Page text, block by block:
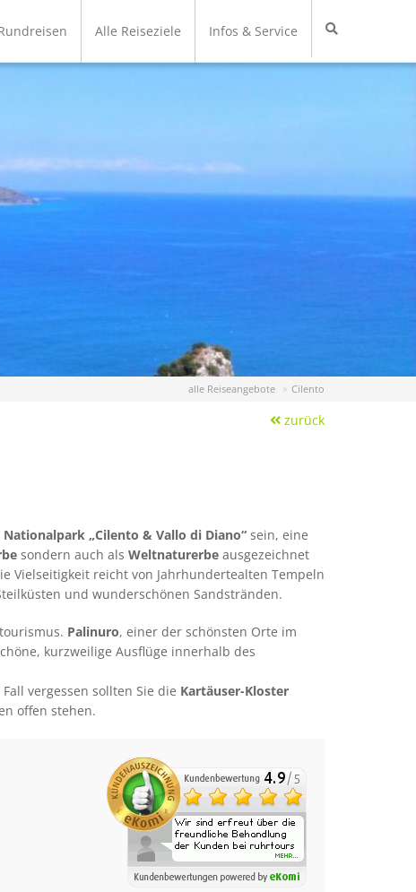
Alle Reiseziele Infos & Service
alle Reiseangebote Cilento
zurück
Nationalpark „Cilento & Vallo di Diano“ sein, eine
sondern auch als Weltnaturerbe ausgezeichnet
Vielseitigkeit reicht von Jahrhundertealten Tempeln
und wunderschönen Sandstränden.
Palinuro, einer der schönsten Orte im
kurzweilige Ausflüge innerhalb des
vergessen sollten Sie die Kartäuser-Kloster
offen stehen.